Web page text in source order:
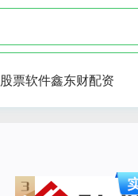
股票软件鑫东财配资